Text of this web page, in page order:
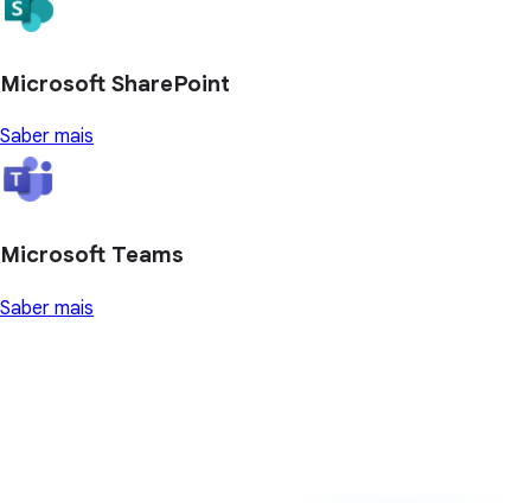
Microsoft SharePoint
Saber mais
Microsoft Teams
Saber mais